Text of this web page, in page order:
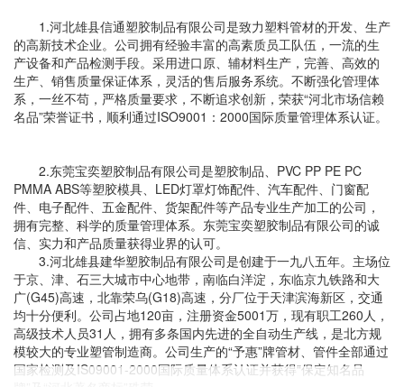
1.河北雄县信通塑胶制品有限公司是致力塑料管材的开发、生产
的高新技术企业。公司拥有经验丰富的高素质员工队伍，一流的生
产设备和产品检测手段。采用进口原、辅材料生产，完善、高效的
生产、销售质量保证体系，灵活的售后服务系统。不断强化管理体
系，一丝不苟，严格质量要求，不断追求创新，荣获“河北市场信赖
名品”荣誉证书，顺利通过ISO9001：2000国际质量管理体系认证。
2.东莞宝奕塑胶制品有限公司是塑胶制品、PVC PP PE PC
PMMA ABS等塑胶模具、LED灯罩灯饰配件、汽车配件、门窗配
件、电子配件、五金配件、货架配件等产品专业生产加工的公司，
拥有完整、科学的质量管理体系。东莞宝奕塑胶制品有限公司的诚
信、实力和产品质量获得业界的认可。
3.河北雄县建华塑胶制品有限公司是创建于一九八五年。主场位
于京、津、石三大城市中心地带，南临白洋淀，东临京九铁路和大
广(G45)高速，北靠荣乌(G18)高速，分厂位于天津滨海新区，交通
均十分便利。公司占地120亩，注册资金5001万，现有职工260人，
高级技术人员31人，拥有多条国内先进的全自动生产线，是北方规
模较大的专业塑管制造商。公司生产的“予惠”牌管材、管件全部通过
国家检测及IS09001-2000国际质量体系认证并获得“保定知名品